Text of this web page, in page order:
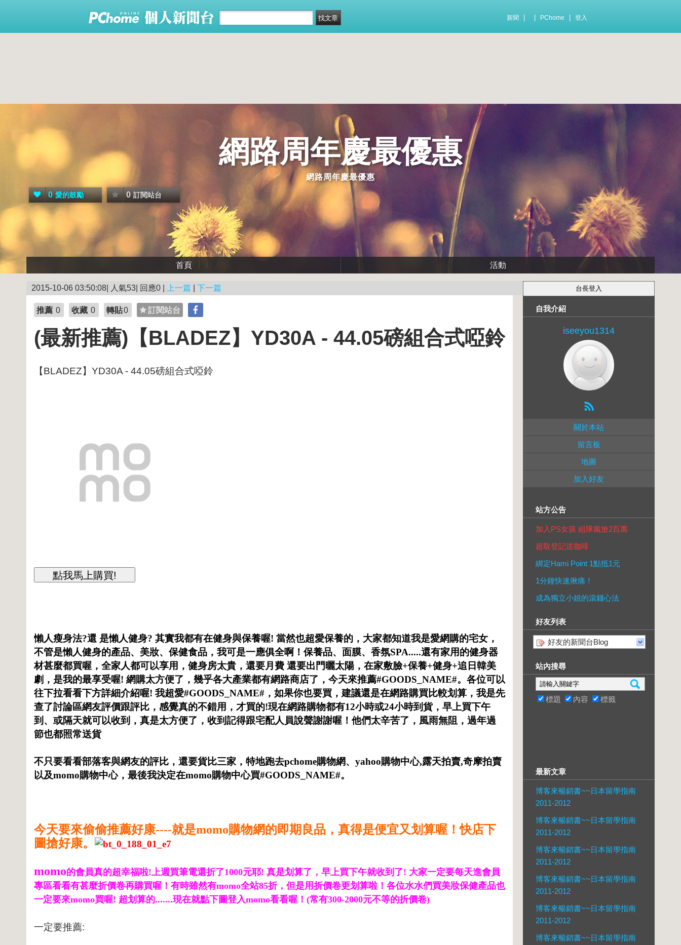
新聞 PChome 登入
網路周年慶最優惠
網路周年慶最優惠
0 愛的鼓勵 0 訂閱站台
首頁 活動
2015-10-06 03:50:08| 人氣53| 回應0 | 上一篇 下一篇
推薦 0 收藏 0 轉貼0 訂閱站台
(最新推薦)【BLADEZ】YD30A - 44.05磅組合式啞鈴
【BLADEZ】YD30A - 44.05磅組合式啞鈴
懶人瘦身法?還 是懶人健身? 其實我都有在健身與保養喔! 當然也超愛保養的，大家都知道我是愛網購的宅女，
不管是懶人健身的產品、美妝、保健食品 ，我可是一應俱全啊！保養品、面膜、香氛SPA.....還有家用的健身器
材甚麼都買喔，全家人都可以享用，健身房太貴，還要月費 還要出門曬太陽，在家敷臉+保養+健身+追日韓美
劇，是我的最享受喔! 網購太方便了， 幾乎各大產業都有網路商店了，今天來推薦#GOODS_NAME#。各位可以
往下拉看看下方詳細介紹喔! 我超愛#GOODS_NAME#， 如果你也要買，建議還是在網路購買比較划算，我是先
查了討論區網友評價跟評比，感覺真的不錯用，才買的!現在網路購物都有12小時或24小時到貨，早上買下午
到、或隔天就可以收到，真是太方便了，收到記得跟宅配人員說聲謝謝喔！他們太辛苦了，風雨無阻，過年過
節也都照常送貨
不只要看看部落客與網友的評比，還要貨比三家，特地跑去pchome購物網、 yahoo購物中心,露天拍賣,奇摩拍賣
以及momo購物中心，最後我決定在momo購物中心買#GOODS_NAME#。
今天要來偷偷推薦好康----就是momo購物網的即期良品，真得是便宜又划算喔！快店下
圖搶好康。
momo的會員真的超幸福啦!上週買筆電還折了1000元耶! 真是划算了，早上買下午就收到了! 大家一定要每天進會員
專區看看有甚麼折價卷再購買喔！有時雖然有momo全站85折，但是用折價卷更划算啦！各位水水們買美妝保健產品也
一定要來momo買喔! 超划算的.......現在就點下圖登入momo看看喔！(常有300-2000元不等的折價卷)
一定要推薦:
自我介紹
iseeyou1314
關於本站
留言板
地圖
加入好友
站方公告
加入PS女孩 組隊瘋搶2百萬
超取登記送咖啡
綁定Hami Point 1點抵1元
1分鐘快速揪痛！
成為獨立小姐的滾錢心法
好友列表
好友的新聞台Blog
站內搜尋
標題 內容 標籤
最新文章
博客來暢銷書~~日本留學指南
2011-2012
博客來暢銷書~~日本留學指南
2011-2012
博客來暢銷書~~日本留學指南
2011-2012
博客來暢銷書~~日本留學指南
2011-2012
博客來暢銷書~~日本留學指南
2011-2012
博客來暢銷書~~日本留學指南